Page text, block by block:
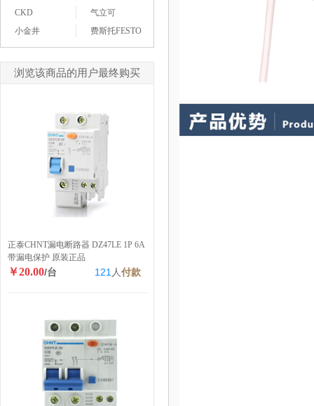
CKD
气立可
小金井
费斯托FESTO
浏览该商品的用户最终购买
正泰CHNT漏电断路器 DZ47LE 1P 6A
带漏电保护 原装正品
￥20.00/台 121 人付款